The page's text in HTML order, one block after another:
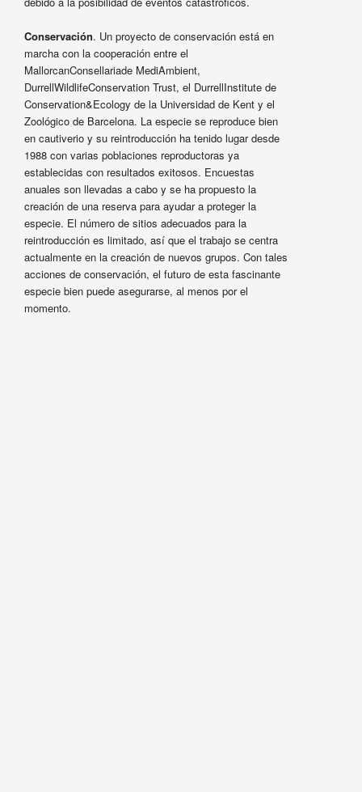
Conservación. Un proyecto de conservación está en
marcha con la cooperación entre el
MallorcanConsellariade MediAmbient,
DurrellWildlifeConservation Trust, el DurrellInstitute de
Conservation&Ecology de la Universidad de Kent y el
Zoológico de Barcelona. La especie se reproduce bien
en cautiverio y su reintroducción ha tenido lugar desde
1988 con varias poblaciones reproductoras ya
establecidas con resultados exitosos. Encuestas
anuales son llevadas a cabo y se ha propuesto la
creación de una reserva para ayudar a proteger la
especie. El número de sitios adecuados para la
reintroducción es limitado, así que el trabajo se centra
actualmente en la creación de nuevos grupos. Con tales
acciones de conservación, el futuro de esta fascinante
especie bien puede asegurarse, al menos por el
momento.